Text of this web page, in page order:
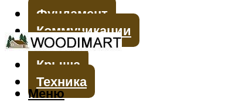
Фундамент
Коммуникации
Стены
Крыша
Техника
Меню